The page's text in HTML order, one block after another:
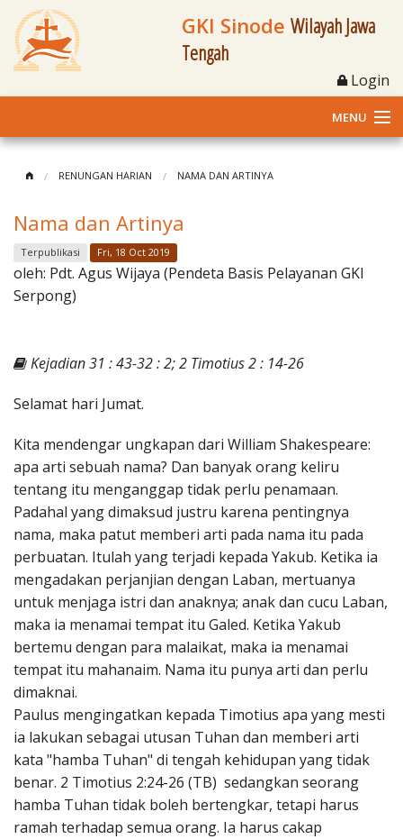
GKI Sinode Wilayah Jawa
Tengah
Login
MENU
Klasis dan Jemaat
Berita Kegiatan
Materi
RENUNGAN HARIAN NAMA DAN ARTINYA
Nama dan Artinya
Terpublikasi Fri, 18 Oct 2019
oleh: Pdt. Agus Wijaya (Pendeta Basis Pelayanan GKI
Serpong)
Kejadian 31 : 43-32 : 2; 2 Timotius 2 : 14-26
Selamat hari Jumat.
Kita mendengar ungkapan dari William Shakespeare:
apa arti sebuah nama? Dan banyak orang keliru
tentang itu menganggap tidak perlu penamaan.
Padahal yang dimaksud justru karena pentingnya
nama, maka patut memberi arti pada nama itu pada
perbuatan. Itulah yang terjadi kepada Yakub. Ketika ia
mengadakan perjanjian dengan Laban, mertuanya
untuk menjaga istri dan anaknya; anak dan cucu Laban,
maka ia menamai tempat itu Galed. Ketika Yakub
bertemu dengan para malaikat, maka ia menamai
tempat itu mahanaim. Nama itu punya arti dan perlu
dimaknai.
Paulus mengingatkan kepada Timotius apa yang mesti
ia lakukan sebagai utusan Tuhan dan memberi arti
kata "hamba Tuhan" di tengah kehidupan yang tidak
benar. 2 Timotius 2:24-26 (TB) sedangkan seorang
hamba Tuhan tidak boleh bertengkar, tetapi harus
ramah terhadap semua orang. Ia harus cakap